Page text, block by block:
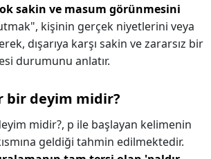
sakin ve masum görünmesini
kişinin gerçek niyetlerini veya
dışarıya karşı sakin ve zararsız bir
durumunu anlatır.
bir deyim midir?
midir?, p ile başlayan kelimenin
geldiği tahmin edilmektedir.